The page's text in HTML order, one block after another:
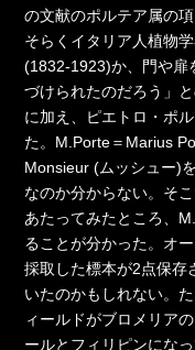
の文献のポルテア属の
そらくイタリア人植物
(1832-1923)か、門や扉
づけられたのだろう」
に加え、ピエトロ・ポ
た。M.Porte＝Marius
Monsieur (ムッシュー)
なのか分からない。そ
あたってみたところ、
ることが分かった。オ
採取した標本が2点保存
いたのかもしれない。
ィールドがブロメリア
ールとフィリピンにな